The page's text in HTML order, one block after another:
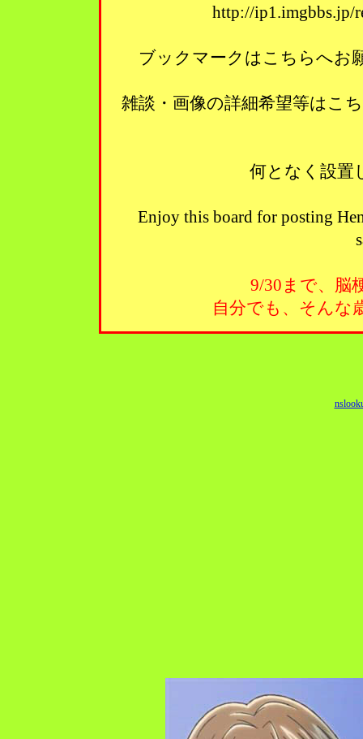
http://
ブックマークはこちらへ
雑談・画像の詳細希望等は
何となく設
Enjoy this board for posting
9/30まで、脳
自分でも、そんな